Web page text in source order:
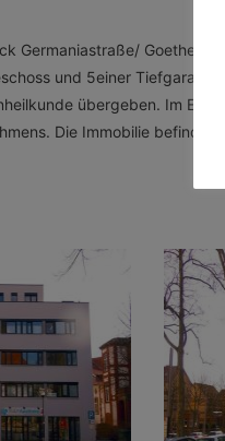
Germaniastraße/
und 5einer
übergeben. Im
Die Immobilie befindet